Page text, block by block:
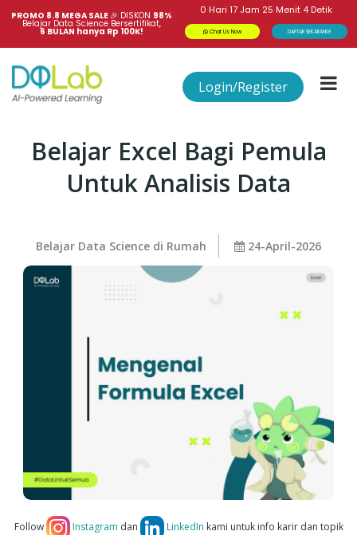
PROMO 8.8 MEGA SALE 🎉 DISKON 98%
Belajar Data Science Bersertifikat,
6 BULAN hanya Rp 100K!
0 Hari 17Jam 25 Menit 3Detik
Chat Us Now DAFTAR SEKARANG!
Login/Register
Belajar Excel Bagi Pemula
Untuk Analisis Data
Belajar Data Science di Rumah 24-April-2026
Follow Instagram dan LinkedIn kami untuk info karir dan topik